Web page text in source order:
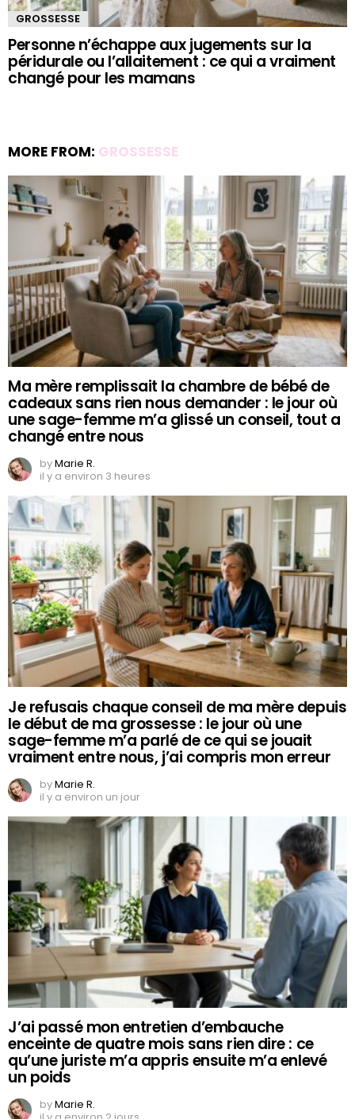
GROSSESSE
Personne n’échappe aux jugements sur la
péridurale ou l’allaitement : ce qui a vraiment
changé pour les mamans
MORE FROM: GROSSESSE
Ma mère remplissait la chambre de bébé de
cadeaux sans rien nous demander : le jour où
une sage-femme m’a glissé un conseil, tout a
changé entre nous
byMarie R.
il y a environ 3 heures
Je refusais chaque conseil de ma mère depuis
le début de ma grossesse : le jour où une
sage-femme m’a parlé de ce qui se jouait
vraiment entre nous, j’ai compris mon erreur
byMarie R.
il y a environ un jour
J’ai passé mon entretien d’embauche
enceinte de quatre mois sans rien dire : ce
qu’une juriste m’a appris ensuite m’a enlevé
un poids
byMarie R.